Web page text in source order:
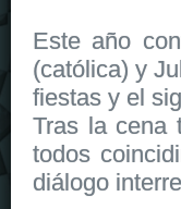
Este año
(católica) y
fiestas y el
Tras la cena
todos
diálogo